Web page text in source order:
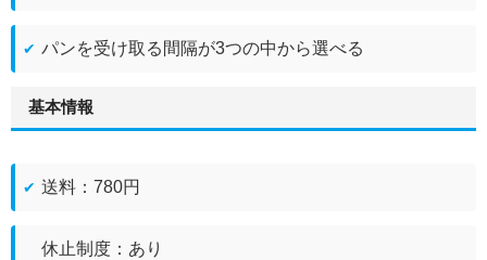
パンを受け取る間隔が3つの中から選べる
基本情報
送料：780円
休止制度：あり